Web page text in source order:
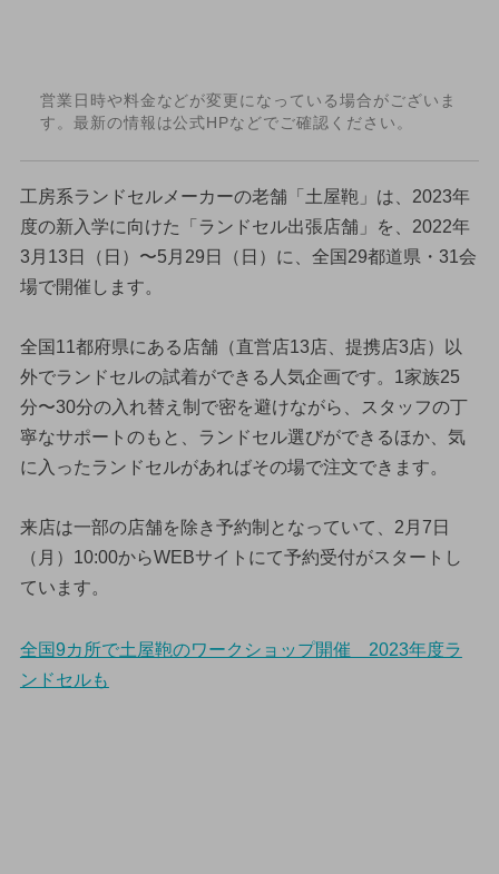
営業日時や料金などが変更になっている場合がございま
す。最新の情報は公式HPなどでご確認ください。
工房系ランドセルメーカーの老舗「土屋鞄」は、2023年
度の新入学に向けた「ランドセル出張店舗」を、2022年
3月13日（日）〜5月29日（日）に、全国29都道県・31会
場で開催します。
全国11都府県にある店舗（直営店13店、提携店3店）以
外でランドセルの試着ができる人気企画です。1家族25
分〜30分の入れ替え制で密を避けながら、スタッフの丁
寧なサポートのもと、ランドセル選びができるほか、気
に入ったランドセルがあればその場で注文できます。
来店は一部の店舗を除き予約制となっていて、2月7日
（月）10:00からWEBサイトにて予約受付がスタートし
ています。
全国9カ所で土屋鞄のワークショップ開催 2023年度ラ
ンドセルも